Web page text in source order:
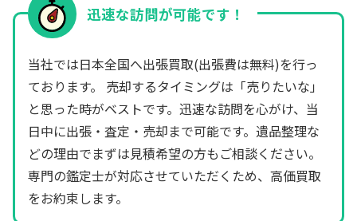
迅速な訪問が可能です！
当社では日本全国へ出張買取(出張費は無料)を行っ
ております。 売却するタイミングは「売りたいな」
と思った時がベストです。迅速な訪問を心がけ、当
日中に出張・査定・売却まで可能です。遺品整理な
どの理由でまずは見積希望の方もご相談ください。
専門の鑑定士が対応させていただくため、高価買取
をお約束します。